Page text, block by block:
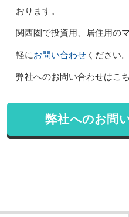
おります。
関西圏で投資用、居住用の
軽にお問い合わせください。
弊社へのお問い合わせはこ
弊社へのお問